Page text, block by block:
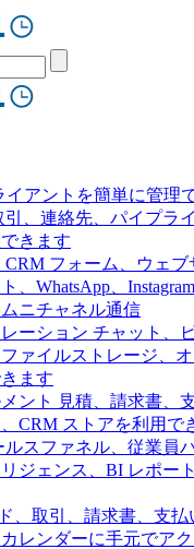
イアントを簡単に管理
引、連絡先、パイプラ
きます
CRM フォーム、ウェブ
、WhatsApp、
ニチャネル通信
ーション チャット、
ァイルストレージ、
ます
ント
見積、請求書、
CRM ストアを利用で
ルスファネル、従業員
ジェンス、BI レポー
、取引、請求書、支
レンダーに手元でア